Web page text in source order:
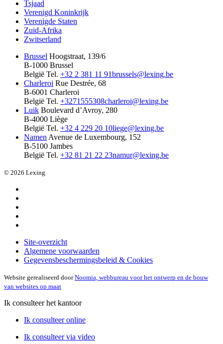
Tsjaad
Verenigd Koninkrijk
Verenigde Staten
Zuid-Afrika
Zwitserland
Brussel Hoogstraat, 139/6
B-1000 Brussel
België Tel. +32 2 381 11 91brussels@lexing.be
Charleroi Rue Destrée, 68
B-6001 Charleroi
België Tel. +3271555308charleroi@lexing.be
Luik Boulevard d’Avroy, 280
B-4000 Liège
België Tel. +32 4 229 20 10liege@lexing.be
Namen Avenue de Luxembourg, 152
B-5100 Jambes
België Tel. +32 81 21 22 23namur@lexing.be
© 2026 Lexing
Site-overzicht
Algemene voorwaarden
Gegevensbeschermingsbeleid & Cookies
Website gerealiseerd doorNoomia, webbureau voor het ontwerp en de bouw
van websites op maat
Ik consulteer het kantoor
Ik consulteer online
Ik consulteer via video